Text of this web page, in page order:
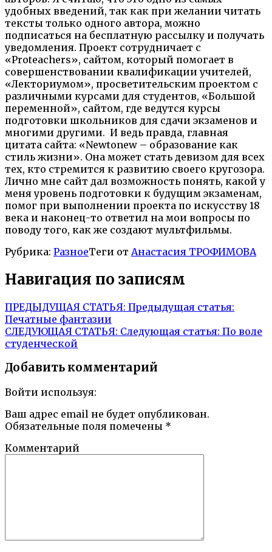
удобных введений, так как при желании читать
тексты только одного автора, можно
подписаться на бесплатную рассылку и получать
уведомления. Проект сотрудничает с
«Proteachers», сайтом, который помогает в
совершенствовании квалификации учителей,
«Лекториумом», просветительским проектом с
различными курсами для студентов, «Большой
переменной», сайтом, где ведутся курсы
подготовки школьников для сдачи экзаменов и
многими другими. И ведь правда, главная
цитата сайта: «Newtonew – образование как
стиль жизни». Она может стать девизом для всех
тех, кто стремится к развитию своего кругозора.
Лично мне сайт дал возможность понять, какой у
меня уровень подготовки к будущим экзаменам,
помог при выполнении проекта по искусству 18
века и наконец-то ответил на мои вопросы по
поводу того, как же создают мультфильмы.
Рубрика: РазноеТеги от Анастасия ТРОФИМОВА
Навигация по записям
ПРЕДЫДУЩАЯ СТАТЬЯ: Предыдущая статья:
Печатные фантазии
СЛЕДУЮЩАЯ СТАТЬЯ: Следующая статья: По воле
студенческой
Добавить комментарий
Войти используя:
Ваш адрес email не будет опубликован.
Обязательные поля помечены *
Комментарий